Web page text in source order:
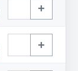
+
+